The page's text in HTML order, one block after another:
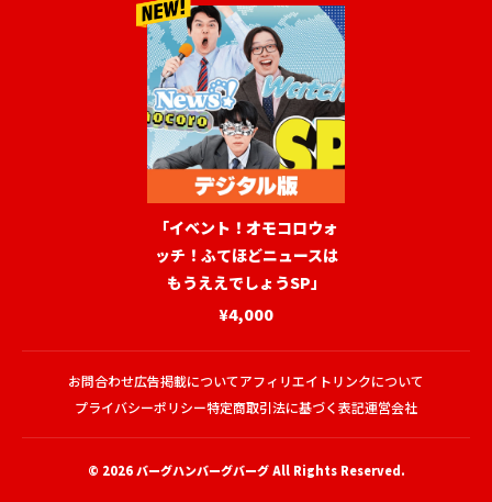
「イベント！オモコロウォ
ッチ！ふてほどニュースは
もうええでしょうSP」
¥4,000
お問合わせ広告掲載についてアフィリエイトリンクについて
プライバシーポリシー特定商取引法に基づく表記運営会社
© 2026バーグハンバーグバーグAll Rights Reserved.